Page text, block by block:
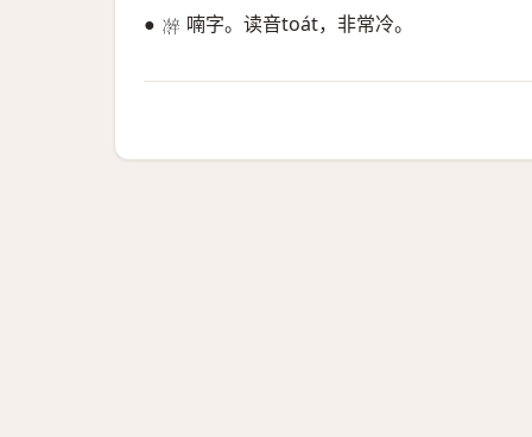
● 𫥜 喃字。读音toát，非常冷。